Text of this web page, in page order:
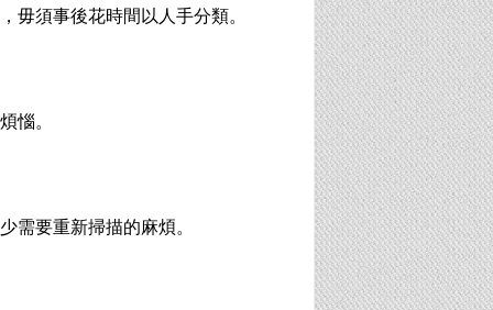
毋須事後花時間以人手分類。
惱。
需要重新掃描的麻煩。